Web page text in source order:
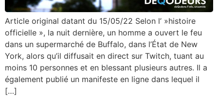
Article original datant du 15/05/22 Selon l’ »histoire
officielle », la nuit dernière, un homme a ouvert le feu
dans un supermarché de Buffalo, dans l’État de New
York, alors qu’il diffusait en direct sur Twitch, tuant au
moins 10 personnes et en blessant plusieurs autres. Il a
également publié un manifeste en ligne dans lequel il
[…]